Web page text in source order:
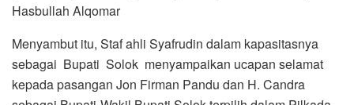
Hasbullah Alqomar
Menyambut itu, Staf ahli Syafrudin dalam kapasitasnya
sebagai Bupati Solok menyampaikan ucapan selamat
kepada pasangan Jon Firman Pandu dan H. Candra